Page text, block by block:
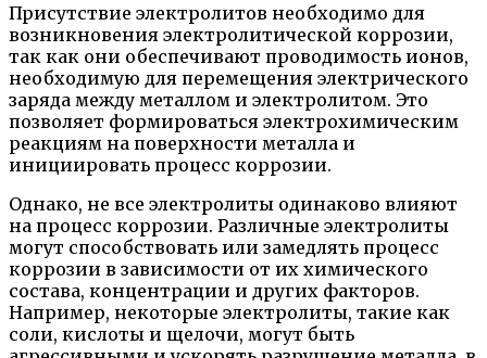
Присутствие электролитов необходимо для
возникновения электролитической коррозии,
так как они обеспечивают проводимость ионов,
необходимую для перемещения электрического
заряда между металлом и электролитом. Это
позволяет формироваться электрохимическим
реакциям на поверхности металла и
инициировать процесс коррозии.
Однако, не все электролиты одинаково влияют
на процесс коррозии. Различные электролиты
могут способствовать или замедлять процесс
коррозии в зависимости от их химического
состава, концентрации и других факторов.
Например, некоторые электролиты, такие как
соли, кислоты и щелочи, могут быть